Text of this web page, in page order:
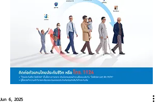
Jun 6, 2025